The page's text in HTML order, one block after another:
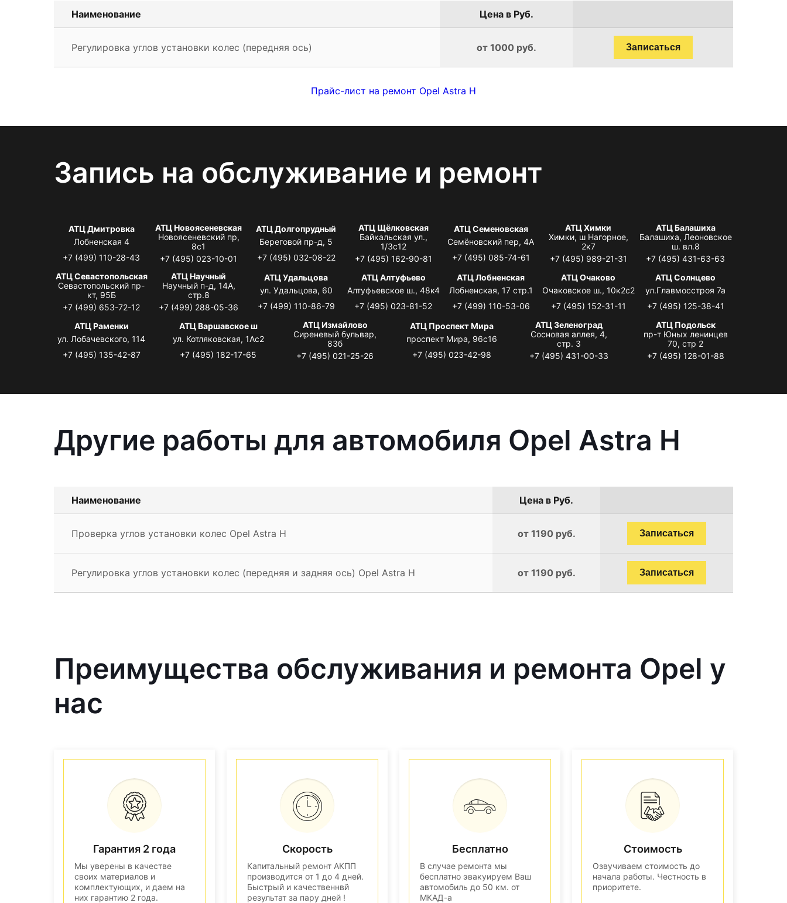
Наименование Цена в Руб.
Регулировка углов установки колес (передняя ось) от 1000 руб. Записаться
Прайс-лист на ремонт Opel Astra H
Запись на обслуживание и ремонт
АТЦ Дмитровка
Лобненская 4
+7 (499) 110-28-43
АТЦ Новоясеневская
Новоясеневский пр,
8с1
+7 (495) 023-10-01
АТЦ Долгопрудный
Береговой пр-д, 5
+7 (495) 032-08-22
АТЦ Щёлковская
Байкальская ул.,
1/3с12
+7 (495) 162-90-81
АТЦ Семеновская
Семёновский пер, 4А
+7 (495) 085-74-61
АТЦ Химки
Химки, ш Нагорное,
2к7
+7 (495) 989-21-31
АТЦ Балашиха
Балашиха, Леоновское
ш. вл.8
+7 (495) 431-63-63
АТЦ Севастопольская
Севастопольский пр-
кт, 95Б
+7 (499) 653-72-12
АТЦ Научный
Научный п-д, 14А,
стр.8
+7 (499) 288-05-36
АТЦ Удальцова
ул. Удальцова, 60
+7 (499) 110-86-79
АТЦ Алтуфьево
Алтуфьевское ш., 48к4
+7 (495) 023-81-52
АТЦ Лобненская
Лобненская, 17 стр.1
+7 (499) 110-53-06
АТЦ Очаково
Очаковское ш., 10к2с2
+7 (495) 152-31-11
АТЦ Солнцево
ул.Главмосстроя 7а
+7 (495) 125-38-41
АТЦ Раменки
ул. Лобачевского, 114
+7 (495) 135-42-87
АТЦ Варшавское ш
ул. Котляковская, 1Ас2
+7 (495) 182-17-65
АТЦ Измайлово
Сиреневый бульвар,
83б
+7 (495) 021-25-26
АТЦ Проспект Мира
проспект Мира, 96с16
+7 (495) 023-42-98
АТЦ Зеленоград
Сосновая аллея, 4,
стр. 3
+7 (495) 431-00-33
АТЦ Подольск
пр-т Юных ленинцев
70, стр 2
+7 (495) 128-01-88
Другие работы для автомобиля Opel Astra H
Наименование Цена в Руб.
Проверка углов установки колес Opel Astra H от 1190 руб. Записаться
Регулировка углов установки колес (передняя и задняя ось) Opel Astra H от 1190 руб. Записаться
Преимущества обслуживания и ремонта Opel у
нас
Гарантия 2 года
Мы уверены в качестве
своих материалов и
комплектующих, и даем на
них гарантию 2 года.
Скорость
Капитальный ремонт АКПП
производится от 1 до 4 дней.
Быстрый и качественнвй
результат за пару дней !
Бесплатно
В случае ремонта мы
бесплатно эвакуируем Ваш
автомобиль до 50 км. от
МКАД-а
Стоимость
Озвучиваем стоимость до
начала работы. Честность в
приоритете.